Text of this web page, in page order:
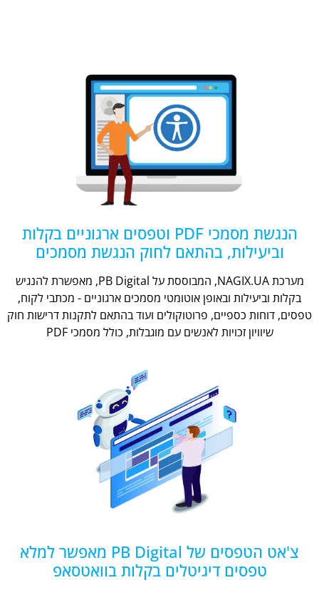
הנגשת מסמכי PDF וטפסים ארגוניים בקלות
וביעילות, בהתאם לחוק הנגשת מסמכים
מערכת NAGIX.UA, המבוססת על PB Digital, מאפשרת להנגיש
בקלות וביעילות ובאופן אוטומטי מסמכים ארגוניים - מכתבי לקוח,
טפסים, דוחות כספיים, פרוטוקולים ועוד בהתאם לתקנות דרישות חוק
שיוויון זכויות לאנשים עם מוגבלות, כולל מסמכי PDF
צ'אט הטפסים של PB Digital מאפשר למלא
טפסים דיגיטלים בקלות בוואטסאפ